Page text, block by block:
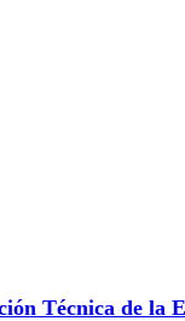
Técnica de la